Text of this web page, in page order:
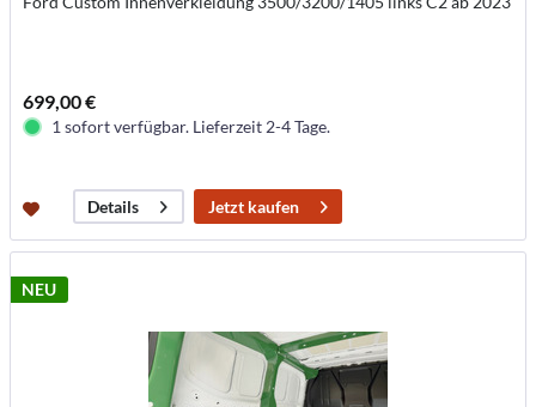
699,00 €
1 sofort verfügbar. Lieferzeit 2-4 Tage.
Details Jetzt kaufen
NEU